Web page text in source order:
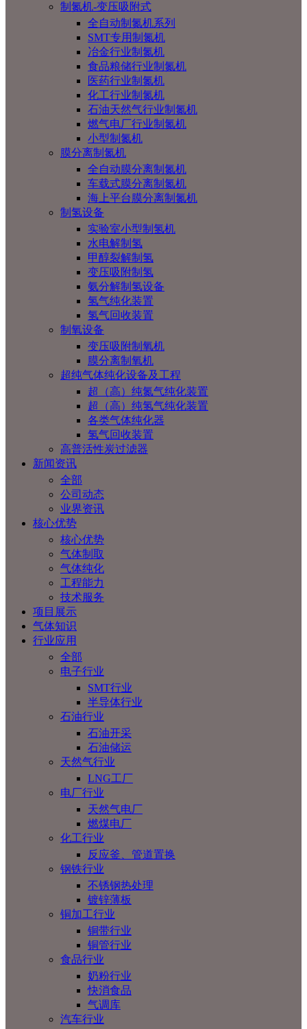
制氮机-变压吸附式
全自动制氮机系列
SMT专用制氮机
冶金行业制氮机
食品粮储行业制氮机
医药行业制氮机
化工行业制氮机
石油天然气行业制氮机
燃气电厂行业制氮机
小型制氮机
膜分离制氮机
全自动膜分离制氮机
车载式膜分离制氮机
海上平台膜分离制氮机
制氢设备
实验室小型制氢机
水电解制氢
甲醇裂解制氢
变压吸附制氢
氨分解制氢设备
氢气纯化装置
氢气回收装置
制氧设备
变压吸附制氧机
膜分离制氧机
超纯气体纯化设备及工程
超（高）纯氮气纯化装置
超（高）纯氢气纯化装置
各类气体纯化器
氢气回收装置
高普活性炭过滤器
新闻资讯
全部
公司动态
业界资讯
核心优势
核心优势
气体制取
气体纯化
工程能力
技术服务
项目展示
气体知识
行业应用
全部
电子行业
SMT行业
半导体行业
石油行业
石油开采
石油储运
天然气行业
LNG工厂
电厂行业
天然气电厂
燃煤电厂
化工行业
反应釜、管道置换
钢铁行业
不锈钢热处理
镀锌薄板
铜加工行业
铜带行业
铜管行业
食品行业
奶粉行业
快消食品
气调库
汽车行业